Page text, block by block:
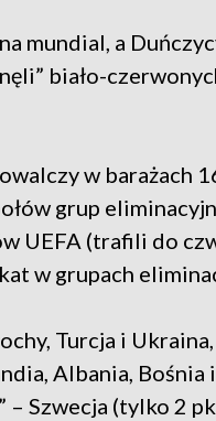
mundial, a
biało-
w barażach
grup
UEFA (trafili do
w grupach
Turcja i
Albania,
Szwecja (tylko 2